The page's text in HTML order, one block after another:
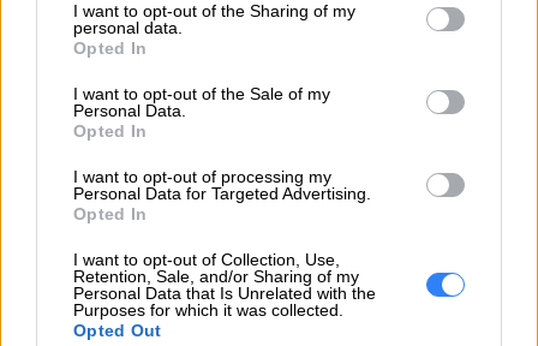
I want to opt-out of the Sharing of my
personal data.
Opted In
I want to opt-out of the Sale of my
Personal Data.
Opted In
I want to opt-out of processing my
Personal Data for Targeted Advertising.
Opted In
I want to opt-out of Collection, Use,
Retention, Sale, and/or Sharing of my
Personal Data that Is Unrelated with the
Purposes for which it was collected.
Opted Out
kontakt dla
ułatwienia
spraw od
początku do
końca
Proaktywny
kontakt i
eskalacjami
X
Podstawowe
sprawozdania